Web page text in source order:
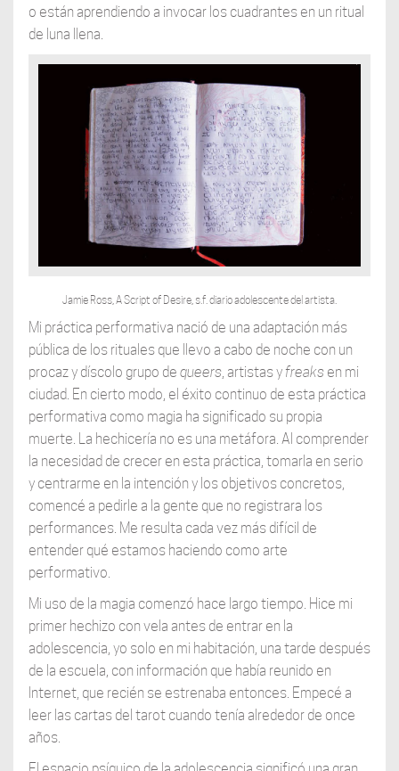
o están aprendiendo a invocar los cuadrantes en un ritual
de luna llena.
Jamie Ross, A Script of Desire, s.f. diario adolescente del artista.
Mi práctica performativa nació de una adaptación más
pública de los rituales que llevo a cabo de noche con un
procaz y díscolo grupo de queers, artistas yfreaksen mi
ciudad. En cierto modo, el éxito continuo de esta práctica
performativa como magia ha significado su propia
muerte. La hechicería no es una metáfora. Al comprender
la necesidad de crecer en esta práctica, tomarla en serio
y centrarme en la intención y los objetivos concretos,
comencé a pedirle a la gente que no registrara los
performances. Me resulta cada vez más difícil de
entender qué estamos haciendo como arte
performativo.
Mi uso de la magia comenzó hace largo tiempo. Hice mi
primer hechizo con vela antes de entrar en la
adolescencia, yo solo en mi habitación, una tarde después
de la escuela, con información que había reunido en
Internet, que recién se estrenaba entonces. Empecé a
leer las cartas del tarot cuando tenía alrededor de once
años.